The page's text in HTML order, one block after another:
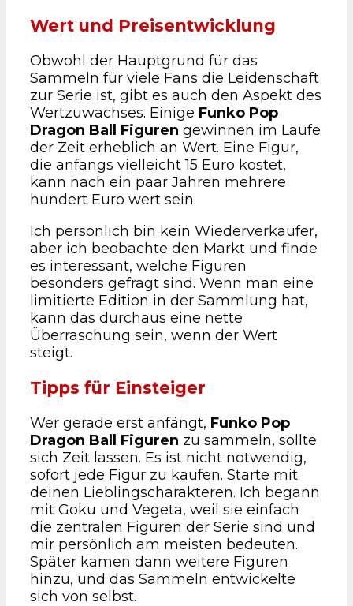
Wert und Preisentwicklung
Obwohl der Hauptgrund für das
Sammeln für viele Fans die Leidenschaft
zur Serie ist, gibt es auch den Aspekt des
Wertzuwachses. Einige Funko Pop
Dragon Ball Figuren gewinnen im Laufe
der Zeit erheblich an Wert. Eine Figur,
die anfangs vielleicht 15 Euro kostet,
kann nach ein paar Jahren mehrere
hundert Euro wert sein.
Ich persönlich bin kein Wiederverkäufer,
aber ich beobachte den Markt und finde
es interessant, welche Figuren
besonders gefragt sind. Wenn man eine
limitierte Edition in der Sammlung hat,
kann das durchaus eine nette
Überraschung sein, wenn der Wert
steigt.
Tipps für Einsteiger
Wer gerade erst anfängt, Funko Pop
Dragon Ball Figuren zu sammeln, sollte
sich Zeit lassen. Es ist nicht notwendig,
sofort jede Figur zu kaufen. Starte mit
deinen Lieblingscharakteren. Ich begann
mit Goku und Vegeta, weil sie einfach
die zentralen Figuren der Serie sind und
mir persönlich am meisten bedeuten.
Später kamen dann weitere Figuren
hinzu, und das Sammeln entwickelte
sich von selbst.